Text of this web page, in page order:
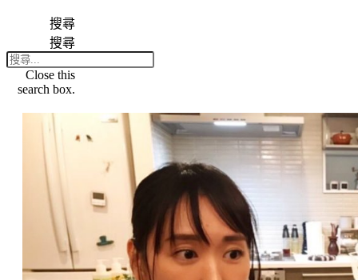
搜尋
搜尋
Close this
search box.